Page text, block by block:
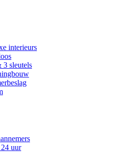
interieurs
sleutels
uur